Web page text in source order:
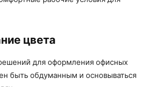
цвета
для оформления офисных
быть обдуманным и основываться